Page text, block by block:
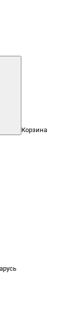
Корзина